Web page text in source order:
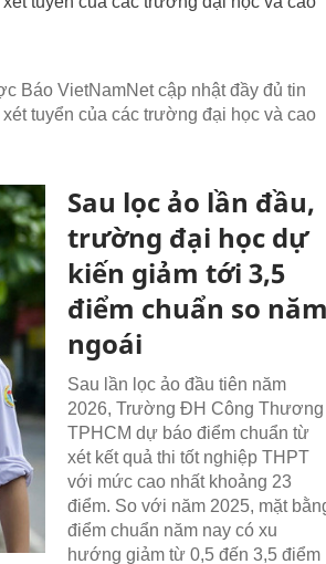
Báo VietNamNet cập nhật đầy đủ tin
tuyển của các trường đại học và cao
Sau lọc ảo lần đầu,
trường đại học dự
kiến giảm tới 3,5
điểm chuẩn so năm
ngoái
Sau lần lọc ảo đầu tiên năm
2026, Trường ĐH Công Thương
TPHCM dự báo điểm chuẩn từ
xét kết quả thi tốt nghiệp THPT
với mức cao nhất khoảng 23
điểm. So với năm 2025, mặt
điểm chuẩn năm nay có xu
hướng giảm từ 0,5 đến 3,5 điểm